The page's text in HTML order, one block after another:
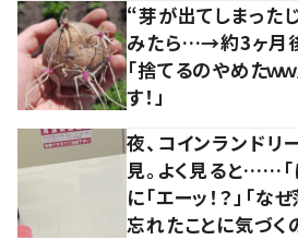
“芽が出てしまった
みたら…→約3ヶ月
「捨てるのやめたｗ
す！」
夜、コインランドリ
見。よく見ると……
に「エーッ！？」「な
忘れたことに気づく